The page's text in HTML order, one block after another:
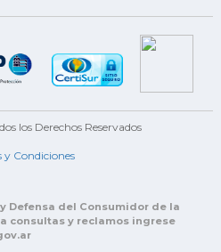
los Derechos Reservados
y Condiciones
Defensa del Consumidor de la
consultas y reclamos ingrese